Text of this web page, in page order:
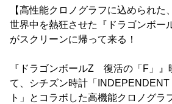
【高性能クロノグラフに込められた
世界中を熱狂させた『ドラゴンボー
がスクリーンに帰って来る！
『ドラゴンボールZ 復活の「F」』
て、シチズン時計「INDEPENDENT
ト」とコラボした高機能クロノグラ